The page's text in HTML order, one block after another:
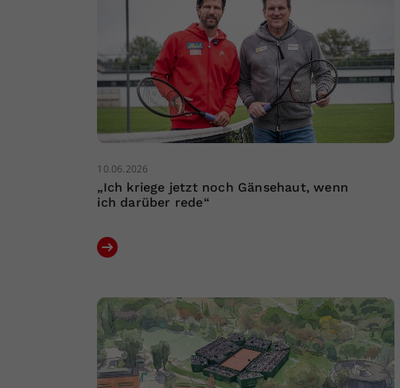
10.06.2026
„Ich kriege jetzt noch Gänsehaut, wenn
ich darüber rede“